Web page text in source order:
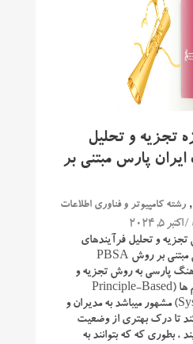
تجزیه و تحلیل
پارس مبتنی بر
,رشته کامپیوتر و فناوری اطلاعات
/ اکتبر 5, 2024
و تحلیل فرآیندهای
شرکت تبیان راهبرد پارسی مبتنی بر روش PBSA
پارسی به روش تجزیه و
تحلیل اصول گرایانه سیستم ها (Principle-Based
System Analysis Method) مشهور میباشد به مدیران و
تا درک بهتری از وضعیت
بطوری که که بتوانند به